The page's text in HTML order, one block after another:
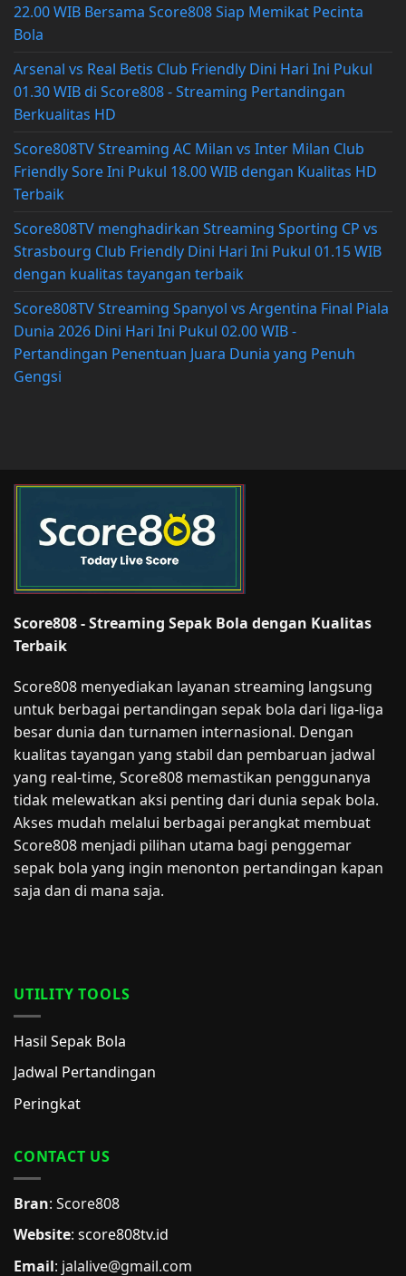
22.00 WIB Bersama Score808 Siap Memikat Pecinta
Bola
Arsenal vs Real Betis Club Friendly Dini Hari Ini Pukul
01.30 WIB di Score808 - Streaming Pertandingan
Berkualitas HD
Score808TV Streaming AC Milan vs Inter Milan Club
Friendly Sore Ini Pukul 18.00 WIB dengan Kualitas HD
Terbaik
Score808TV menghadirkan Streaming Sporting CP vs
Strasbourg Club Friendly Dini Hari Ini Pukul 01.15 WIB
dengan kualitas tayangan terbaik
Score808TV Streaming Spanyol vs Argentina Final Piala
Dunia 2026 Dini Hari Ini Pukul 02.00 WIB -
Pertandingan Penentuan Juara Dunia yang Penuh
Gengsi
Score808 - Streaming Sepak Bola dengan Kualitas
Terbaik
Score808 menyediakan layanan streaming langsung
untuk berbagai pertandingan sepak bola dari liga-liga
besar dunia dan turnamen internasional. Dengan
kualitas tayangan yang stabil dan pembaruan jadwal
yang real-time, Score808 memastikan penggunanya
tidak melewatkan aksi penting dari dunia sepak bola.
Akses mudah melalui berbagai perangkat membuat
Score808 menjadi pilihan utama bagi penggemar
sepak bola yang ingin menonton pertandingan kapan
saja dan di mana saja.
UTILITY TOOLS
Hasil Sepak Bola
Jadwal Pertandingan
Peringkat
CONTACT US
Bran: Score808
Website: score808tv.id
Email: jalalive@gmail.com